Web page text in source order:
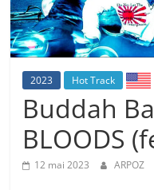
2023 Hot Track
Buddah
BLOODS
12 mai 2023 ARPOZ